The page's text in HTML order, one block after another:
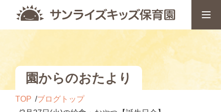
園からのおたより
TOP
ブログトップ